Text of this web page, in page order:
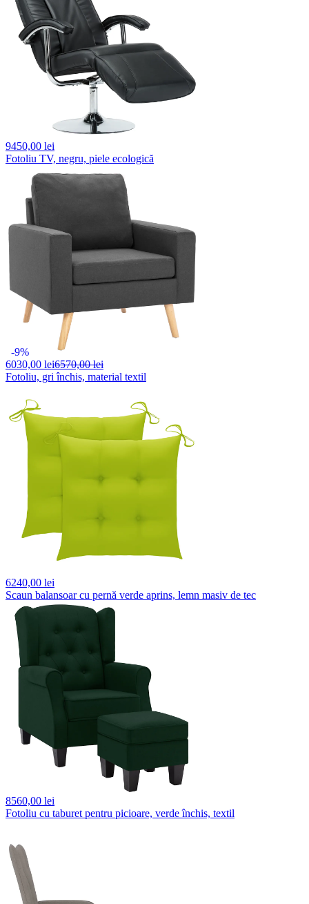
9450,00 lei
Fotoliu TV, negru, piele ecologică
-9%
6030,00 lei6570,00 lei
Fotoliu, gri închis, material textil
6240,00 lei
Scaun balansoar cu pernă verde aprins, lemn masiv de tec
8560,00 lei
Fotoliu cu taburet pentru picioare, verde închis, textil